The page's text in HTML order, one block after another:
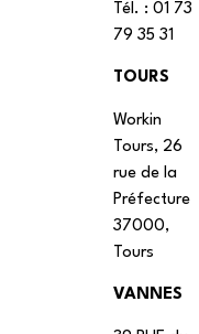
Tél. : 01 73
79 35 31
TOURS
Workin
Tours, 26
rue de la
Préfecture
37000,
Tours
VANNES